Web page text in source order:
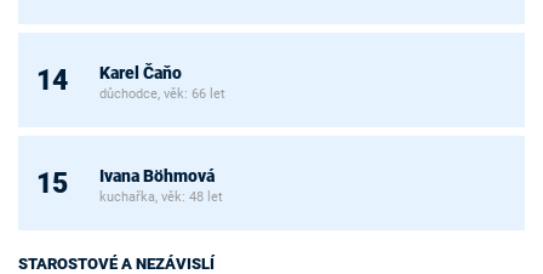
14 Karel Čaňo
důchodce, věk: 66 let
15 Ivana Böhmová
kuchařka, věk: 48 let
STAROSTOVÉ A NEZÁVISLÍ